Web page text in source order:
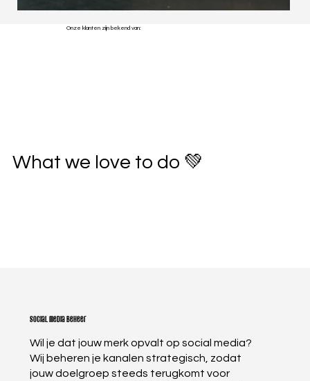
Social media beheer
Wil je dat jouw merk opvalt op social media?
Wij beheren je kanalen strategisch, zodat
jouw doelgroep steeds terugkomt voor
Onze klanten zijn bekend van:
What we love to do 💚